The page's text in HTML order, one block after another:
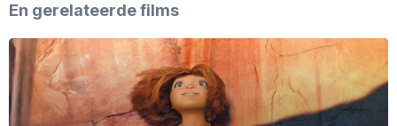
En gerelateerde films